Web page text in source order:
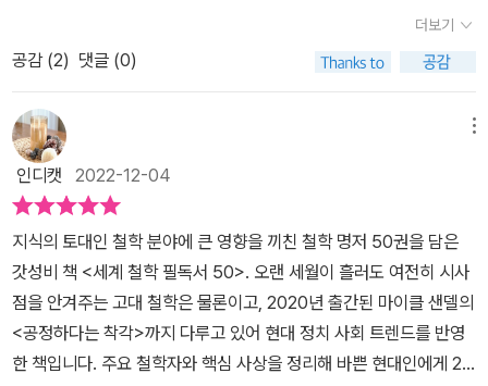
모든 운동은 가능태가 현실태로 바뀌는 것이지만, 애초에 현싩채에서
스스로 움직이기 시작한 무언가가 없었다면 이런 운동은 일어날 수
없다. 우리는 원하는 만큼 얼마든지 인과관계의 사슬을 거슬러 올라
갈 수 있겠지만 무한대로 계속할 수는 없다. 최초에 다른 것들을 움직
이게 만든 '제1운동자'가 존재해야만 하고, 그것이 바로 신이다.2. 어
떤 것도 스스로를 생겨나게 할 수는 없다. 그리고 만약 어떤 것을 생겨
나게 한 원인인 없다면 결과도 없을 테니 지금 우리가 이야기하는 것
은 존재할 수 없었을 것이다. 그런데 현재 무언가가 존재한다는 사실
은 그것이 최초의 원인에서 나온 결과임을 의미한다.3. 아무것도 존
재한 적이 없다고 가정해보자. 인과법칙에 따르면 이 가정은 지금도
아무것도 존재할 수 없다는 의미가 된다. 그렇지만 만물은 존재하며,
만물의 존재가 가능하려면 반드시 다른 모든 것을 존재하게 만든 최
중요한 것은 우리가 무엇을 알지 못하느냐다철학이 뭔지 알고 싶게
만드는 책철학하는 나로 성장하게 돕는 책다가오는 방학, 훌륭한 안
내자와 함깨 철학 여행 제대로 하고 싶은 분들에게 레벨업 할만한 책
이자 자기계발의 시작점으로 추천한다. 아는 것보다 알게 될 것들이
많다는 기대감에 불이 꺼질줄 모르게 만들어줄 반려책이 되면 좋겠
다. 이 책 하나로 읽고 싶어지거나 읽어야겠다고 다짐하게 될 책의 목
록이 생기지 않을 수 없다. 프롤로그 중에서​보통 인간의 문제에 관해
서는 철학보다 심리학이 더 신뢰할 만한 학문 분야라고 생각한다. 심
리학은 실험적이기 때문이다. 하지만 비트겐슈타인이《철학적 탐구》
에서 언급했듯이, 과학적 방법은 때로 개념적 깊이의 부족함을 감추
는 역할을 한다.​ '실재란 무엇인가? 인간이란 무엇인가? 삶의 의미란
무엇인가?' 니체의 주장에 따르면, 철학은 만물의 총체성 totality 을
56세. 죽기 전에 동양철학 필독서 50이 나오지 않을까요. 사실 보던
의 문학 50, 과학 50도 기대하고 있습니다. 어쨌든 그렇게 어려운 철
뒤에 반전이 있습니다.)첫번째는 토마스 아퀴나스의 신학대전입니다.
(50권의 제목만 적어도 500자가 나오겠군요.) 1274년 라틴어로(!)
출간된 100권의 대작입니다. 인간은 당연히 행복을 원하지만 그 행
복이 무엇으로 이루어지는지는 잘 알지 못한다는 말을 대단한 통찰입
니다. 두번째는 악의 평범성 banality of evil을 이야기한 한나아렌
트의 인간의 조건입니다. 참 어려운 사람입니다. 독일에 있는 철학자
는 웬지 생각하는 로봇같습니다. 뭔가 한치도 어긋남이 없는데 정이
안가는... 그런데 하이데거와 불륜이 나치패망후 전범재판이 끝나고
밝혀졌다고 들었는데 처음부터 연인 관계였다고 더알아보기에서 이
어떤 깨달음을 주거나 생각을 넓혀 줄 수 있을까 하는 기대감으로 읽
어보게 된다. '철학, 세상을 새롭게 보게 하는 힘'이라는데 현재 내 주
위의 상황이 그런 눈을 갖게 해준다. 철학은 결국 삶과 밀접하다는 것
을 다시금 생각하게 되는 들어가는 글이었다. 책은 토마스 아퀴나스
의 《신학대전》으로 시작한다. '이 책을 읽기 전에'를 읽었기에 이름순
으로 되어 있다는 것을 알 수 있었기에 부담 없이 보게 된다. 간략하게
철학서를 소개받기에 어렵지 않게 접하게 된다. 분명 해당 도서만을
읽었다면 더 부담 되었을 책들. 궁금하지만 아직 구매도 못한 장 보드
리야르의 《시뮬라시옹》은 분량 때문인지 과거 영상으로 접했던 내용
이 더 이해하기 수월했던 것 같다. 소장하고 있으면서 제대로 읽지 못
한 공자의 《논어》, 대니얼 카너먼의 《생각에 관한 생각》, 존 스튜어트
밀의 《자유론》, 버트런드 러셀의 《행복의 정복》은 이 책을 참고해서
더보기
공감 (2) 댓글 (0)
인디캣 2022-12-04
지식의 토대인 철학 분야에 큰 영향을 끼친 철학 명저 50권을 담은
갓성비 책 <세계 철학 필독서 50>. 오랜 세월이 흘러도 여전히 시사
점을 안겨주는 고대 철학은 물론이고, 2020년 출간된 마이클 샌델의
<공정하다는 착각>까지 다루고 있어 현대 정치 사회 트렌드를 반영
한 책입니다. 주요 철학자와 핵심 사상을 정리해 바쁜 현대인에게 25